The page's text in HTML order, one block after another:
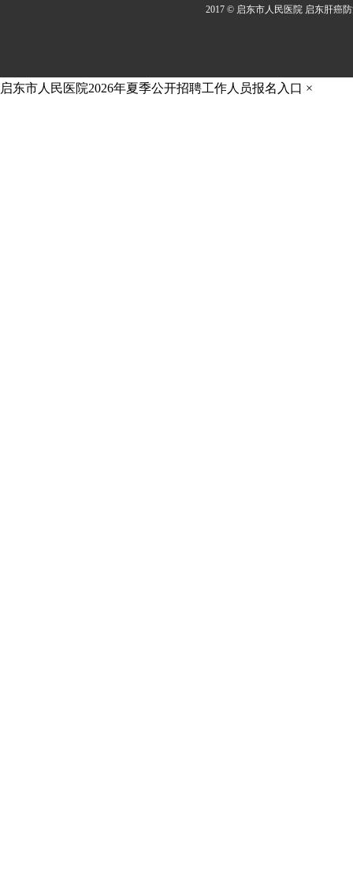
2017 © 启东市人民医院 启东肝癌
启东市人民医院2026年夏季公开招聘工作人员报名入口 ×